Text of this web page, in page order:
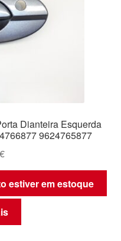
Dianteira Esquerda
9624765877
€
estiver em estoque